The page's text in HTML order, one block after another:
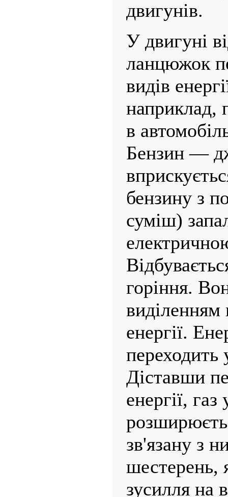
двигунів.
У двигуні
ланцюжок
видів
наприклад,
в
Бензин —
бензину з
суміш)
горіння.
виділенням
енергії.
Діставши
енергії, газ
зв'язану з
шестерень,
зусилля на